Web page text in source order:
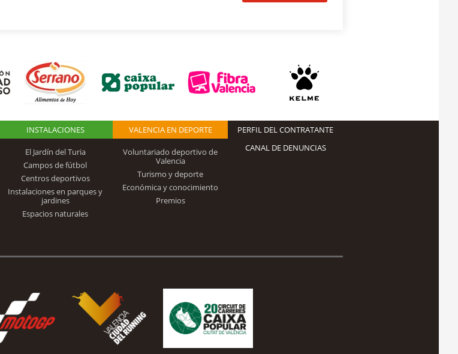
INSTALACIONES
El Jardín del Turia
Campos de fútbol
Centros deportivos
Instalaciones en parques y
jardines
Espacios naturales
VALENCIA EN DEPORTE
Voluntariado deportivo de
Valencia
Turismo y deporte
Económica y conocimiento
Premios
PERFIL DEL CONTRATANTE
CANAL DE DENUNCIAS